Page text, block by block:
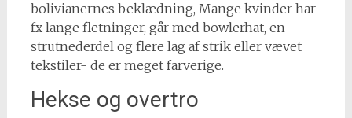
bolivianernes beklædning, Mange kvinder har
fx lange fletninger, går med bowlerhat, en
strutnederdel og flere lag af strik eller vævet
tekstiler- de er meget farverige.
Hekse og overtro